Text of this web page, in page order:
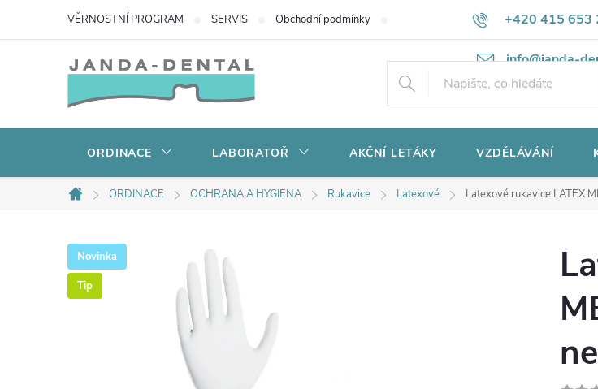
+420 415 653
info@janda-
VĚRNOSTNÍ PROGRAM SERVIS Obchodní podmínky Potřebujete poradit? Ochrana
ORDINACE LABORATOŘ AKČNÍ LETÁKY VZDĚLÁVÁNÍ
Domů
ORDINACE OCHRANA A HYGIENA Rukavice Latexové Latexové rukavice LATEX
Novinka
Tip